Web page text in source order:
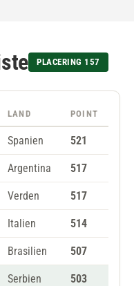
PLACERING 157
LAND POINT
Spanien 521
Argentina 517
Verden 517
Italien 514
Brasilien 507
Serbien 503